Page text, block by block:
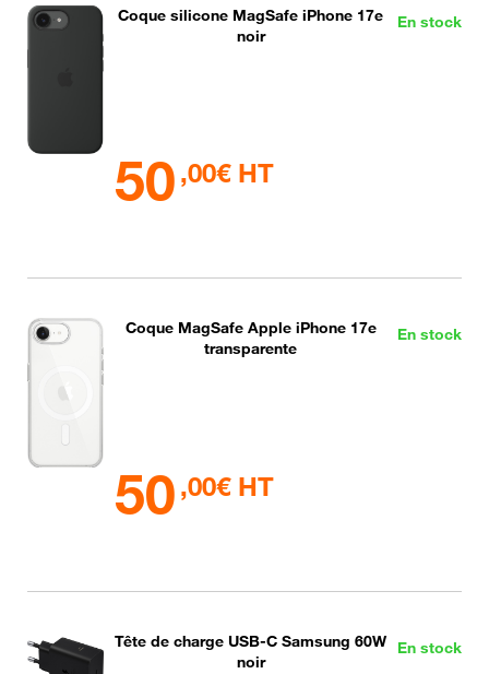
En stock
Coque silicone MagSafe iPhone 17e
noir
50 ,00€ HT
En stock
Coque MagSafe Apple iPhone 17e
transparente
50 ,00€ HT
En stock
Tête de charge USB-C Samsung 60W
noir